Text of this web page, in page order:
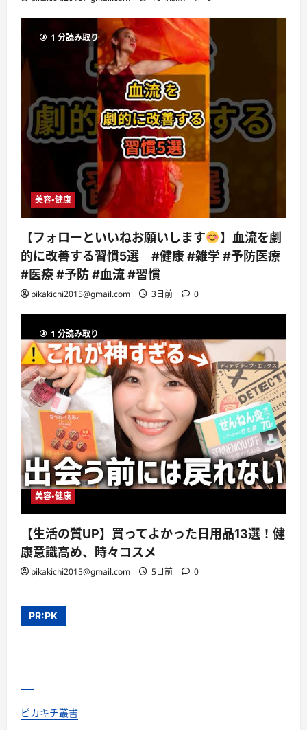
1 分読み取り
美容・健康
【フォローといいねお願いします
】血流を劇
的に改善する習慣5選 #健康 #雑学 #予防医療
#医療 #予防 #血流 #習慣
pikakichi2015@gmail.com 3日前 0
1 分読み取り
美容・健康
【生活の質UP】買ってよかった日用品13選！健
康意識高め、時々コスメ
pikakichi2015@gmail.com 5日前 0
PR:PK
ピカキチ叢書